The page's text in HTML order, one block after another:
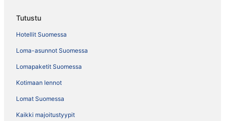
Tutustu
Hotellit Suomessa
Loma-asunnot Suomessa
Lomapaketit Suomessa
Kotimaan lennot
Lomat Suomessa
Kaikki majoitustyypit